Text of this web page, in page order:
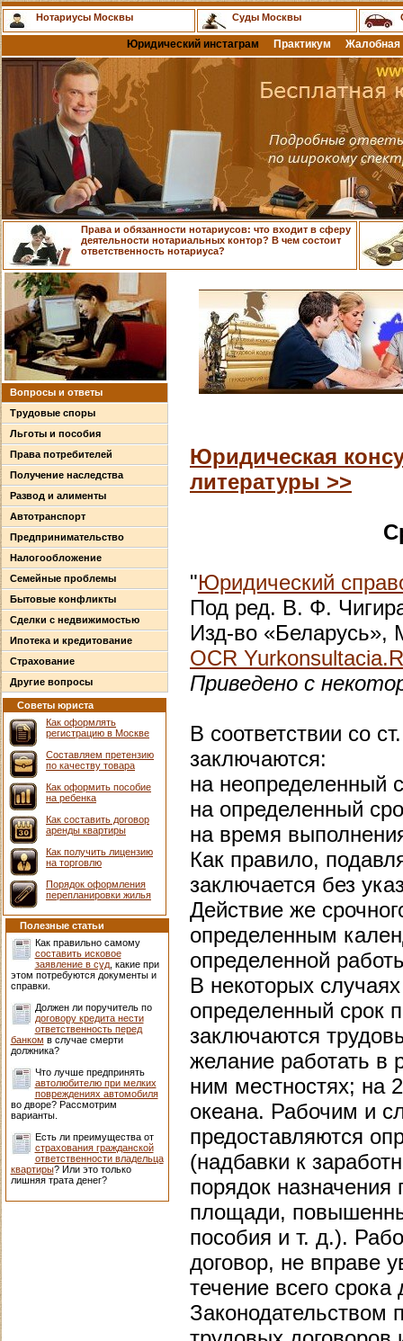
Нотариусы Москвы Суды Москвы
Юридический инстаграм Практикум Жалобная
Права и обязанности нотариусов: что входит в сферу
деятельности нотариальных контор? В чем состоит
ответственность нотариуса?
Вопросы и ответы
Трудовые споры
Льготы и пособия
Права потребителей
Получение наследства
Развод и алименты
Автотранспорт
Предпринимательство
Налогообложение
Семейные проблемы
Бытовые конфликты
Сделки с недвижимостью
Ипотека и кредитование
Страхование
Другие вопросы
Советы юриста
Как оформлять
регистрацию в Москве
Составляем претензию
по качеству товара
Как оформить пособие
на ребенка
Как составить договор
аренды квартиры
Как получить лицензию
на торговлю
Порядок оформления
перепланировки жилья
Полезные статьи
Как правильно самому
составить исковое
заявление в суд, какие при
этом потребуются документы и
справки.
Должен ли поручитель по
договору кредита нести
ответственность перед
банком в случае смерти
должника?
Что лучше предпринять
автолюбителю при мелких
повреждениях автомобиля
во дворе? Рассмотрим
варианты.
Есть ли преимущества от
страхования гражданской
ответственности владельца
квартиры? Или это только
лишняя трата денег?
Юридическая
литературы >>
"Юридический
Под ред. В. Ф.
Изд-во «Беларусь»,
OCR
Приведено с
В соответствии со
заключаются:
на неопределенный
на определенный
на время
Как правило,
заключается без
Действие же
определенным
определенной
В некоторых
определенный срок
заключаются
желание работать в
ним местностях; на
океана. Рабочим и
предоставляются
(надбавки к
порядок
площади,
пособия и т. д.).
договор, не вправе
течение всего
Законодательством